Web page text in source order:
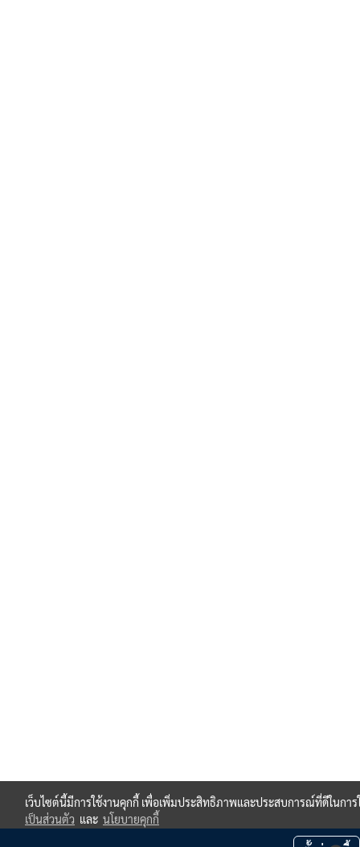
เว็บไซต์นี้มีการใช้งานคุกกี้ เพื่อเพิ่มประสิทธิภาพและประสบการณ์ที่ดีในกา
เป็นส่วนตัว และ นโยบายคุกกี้